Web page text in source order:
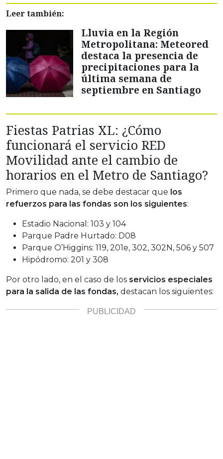
Leer también:
Lluvia en la Región
Metropolitana: Meteored
destaca la presencia de
precipitaciones para la
última semana de
septiembre en Santiago
Fiestas Patrias XL: ¿Cómo
funcionará el servicio RED
Movilidad ante el cambio de
horarios en el Metro de Santiago?
Primero que nada, se debe destacar que los
refuerzos para las fondas son los siguientes:
Estadio Nacional: 103 y 104
Parque Padre Hurtado: D08
Parque O’Higgins: 119, 201e, 302, 302N, 506 y 507
Hipódromo: 201 y 308
Por otro lado, en el caso de los servicios especiales
para la salida de las fondas, destacan los siguientes: